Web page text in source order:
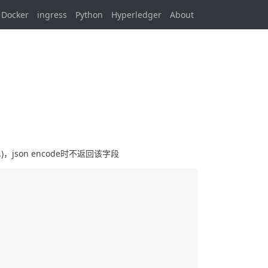
Docker ingress Python Hyperledger About
json encode时不返回该字段